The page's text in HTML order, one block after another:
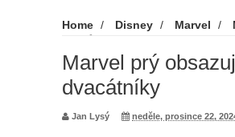
Home / Disney / Marvel /
Marvel prý
dvacátníky
Jan Lysý neděle, prosince 22,